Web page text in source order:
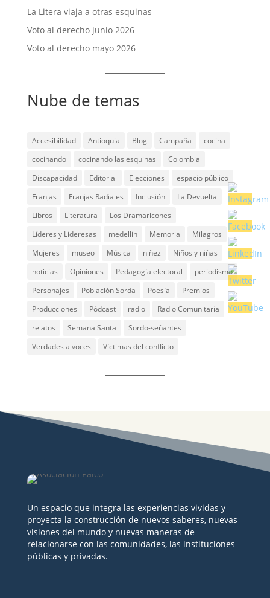
La Litera viaja a otras esquinas
Voto al derecho junio 2026
Voto al derecho mayo 2026
Nube de temas
Accesibilidad Antioquia Blog Campaña
cocina
cocinando
cocinando las esquinas
Colombia
Discapacidad
Editorial Elecciones
espacio público
Franjas
Franjas Radiales Inclusión
La Devuelta
Libros
Literatura
Los Dramaricones
Líderes y Lideresas
medellin Memoria
Milagros
Mujeres
museo Música niñez
Niños y niñas
noticias
Opiniones Pedagogía electoral
periodismo
Personajes
Población Sorda Poesía
Premios
Producciones
Pódcast radio
Radio Comunitaria
relatos
Semana Santa
Sordo-señantes
Verdades a voces
Víctimas del conflicto
Un espacio que integra las experiencias vividas y
proyecta la construcción de nuevos saberes, nuevas
visiones del mundo y nuevas maneras de
relacionarse con las comunidades, las instituciones
públicas y privadas.